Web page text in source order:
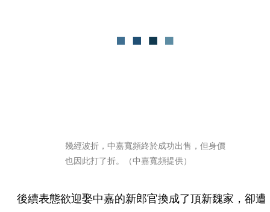
幾經波折，中嘉寬頻終於成功出售，但身價
也因此打了折。（中嘉寬頻提供）
後續表態欲迎娶中嘉的新郎官換成了頂新魏家，卻遭